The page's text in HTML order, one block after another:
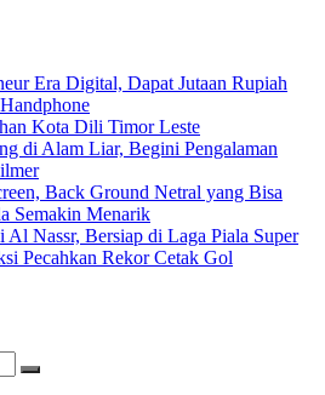
Era Digital, Dapat Jutaan Rupiah
Kota Dili Timor Leste
di Alam Liar, Begini Pengalaman
Back Ground Netral yang Bisa
Semakin Menarik
Al Nassr, Bersiap di Laga Piala Super
Pecahkan Rekor Cetak Gol